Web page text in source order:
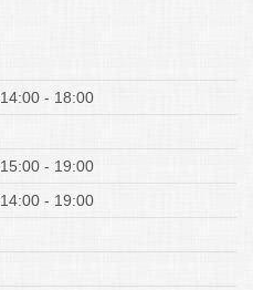
14:00 - 18:00
15:00 - 19:00
14:00 - 19:00